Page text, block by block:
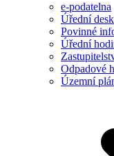
e-podatelna
Úřední
Povinné
Úřední
Odpadové
Územní